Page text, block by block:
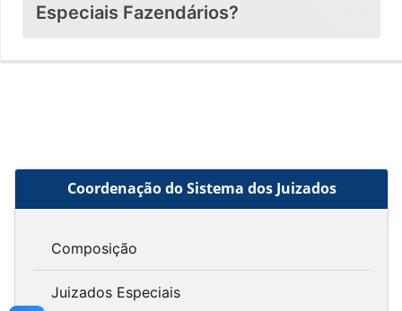
Coordenação do Sistema dos Juizados
Composição
Juizados Especiais
Especiais Fazendários?